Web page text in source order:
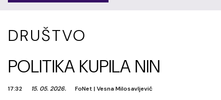
DRUŠTVO
POLITIKA KUPILA NIN
17:32 15. 05. 2026. FoNet |Vesna Milosavljević